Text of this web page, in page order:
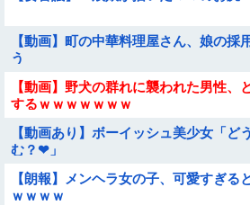
【動画】町の中華料理屋さん、娘の採
う
【動画】野犬の群れに襲われた男性、
するｗｗｗｗｗｗｗ
【動画あり】ボーイッシュ美少女「ど
む？❤」
【朗報】メンヘラ女の子、可愛すぎる
ｗｗｗｗ